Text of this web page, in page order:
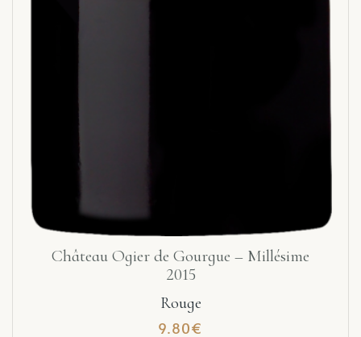
Château Ogier de Gourgue – Millésime
2015
Rouge
9.80€